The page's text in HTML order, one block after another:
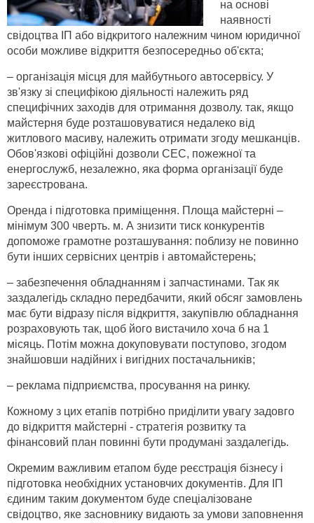
на основі
наявності
свідоцтва ІП або відкритого належним чином юридичної
особи можливе відкриття безпосередньо об'єкта;
– організація місця для майбутнього автосервісу. У
зв'язку зі специфікою діяльності належить ряд
специфічних заходів для отримання дозволу. так, якщо
майстерня буде розташовуватися недалеко від
житлового масиву, належить отримати згоду мешканців.
Обов'язкові офіційні дозволи СЕС, пожежної та
енергослужб, незалежно, яка форма організації буде
зареєстрована.
Оренда і підготовка приміщення. Площа майстерні –
мінімум 300 чверть. м. А знизити тиск конкурентів
допоможе грамотне розташування: поблизу не повинно
бути інших сервісних центрів і автомайстерень;
– забезпечення обладнанням і запчастинами. Так як
заздалегідь складно передбачити, який обсяг замовлень
має бути відразу після відкриття, закупівлю обладнання
розраховують так, щоб його вистачило хоча б на 1
місяць. Потім можна докуповувати поступово, згодом
знайшовши надійних і вигідних постачальників;
– реклама підприємства, просування на ринку.
Кожному з цих етапів потрібно приділити увагу задовго
до відкриття майстерні - стратегія розвитку та
фінансовий план повинні бути продумані заздалегідь.
Окремим важливим етапом буде реєстрація бізнесу і
підготовка необхідних установчих документів. Для ІП
єдиним таким документом буде спеціалізоване
свідоцтво, яке засновнику видають за умови заповнення